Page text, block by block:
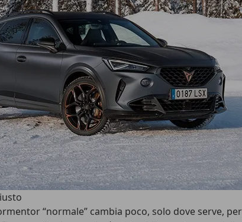
“normale” cambia poco, solo dove serve,